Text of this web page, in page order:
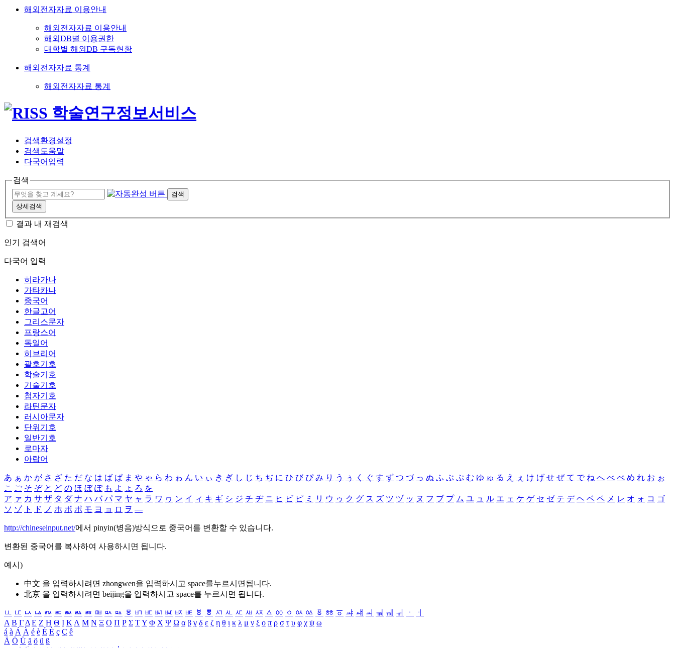
해외전자자료 이용안내
해외전자자료 이용안내
해외DB별 이용권한
대학별 해외DB 구독현황
해외전자자료 통계
해외전자자료 통계
검색환경설정
검색도움말
다국어입력
검색
검색
상세검색
결과 내 재검색
인기 검색어
다국어 입력
히라가나
가타카나
중국어
한글고어
그리스문자
프랑스어
독일어
히브리어
괄호기호
학술기호
기술기호
첨자기호
라틴문자
러시아문자
단위기호
일반기호
로마자
아랍어
あ ぁ か が さ ざ た だ な は ば ぱ ま や ゃ ら わ ゎ ん い ぃ き ぎ し じ ち ぢ に ひ び ぴ み り う ぅ く ぐ す ず つ づ っ ぬ ふ ぶ ぷ む ゆ ゅ る え ぇ け げ せ ぜ て で ね へ べ ぺ め れ お ぉ
こ ご そ ぞ と ど の ほ ぼ ぽ も よ ょ ろ を
ア ァ カ サ ザ タ ダ ナ ハ バ パ マ ヤ ャ ラ ワ ヮ ン イ ィ キ ギ シ ジ チ ヂ ニ ヒ ビ ピ ミ リ ウ ゥ ク グ ス ズ ツ ヅ ッ ヌ フ ブ プ ム ユ ュ ル エ ェ ケ ゲ セ ゼ テ デ ヘ ベ ペ メ レ オ ォ コ ゴ
ソ ゾ ト ド ノ ホ ボ ポ モ ヨ ョ ロ ヲ ―
http://chineseinput.net/에서 pinyin(병음)방식으로 중국어를 변환할 수 있습니다.
변환된 중국어를 복사하여 사용하시면 됩니다.
예시)
中文 을 입력하시려면 zhongwen을 입력하시고 space를누르시면됩니다.
北京 을 입력하시려면 beijing을 입력하시고 space를 누르시면 됩니다.
ㅥ ㅦ ㅧ ㅨ ㅩ ㅪ ㅫ ㅬ ㅭ ㅮ ㅯ ㅰ ㅱ ㅲ ㅳ ㅴ ㅵ ㅶ ㅷ ㅸ ㅹ ㅺ ㅻ ㅼ ㅽ ㅾ ㅿ ㆀ ㆁ ㆂ ㆃ ㆄ ㆅ ㆆ ㆇ ㆈ ㆉ ㆊ ㆋ ㆌ ㆍ
ㆎ
Α Β ΓΔ Ε Ζ Η Θ Ι ΚΛ Μ Ν Ξ Ο Π Ρ Σ ΤΥ Φ Χ Ψ Ω α β γ δ ε ζ η θ ι κ λ μ ν ξ ο π ρ σ τ υ φ χ ψ ω
á à Á À é è É È ç Ç ê
Ä Ö Ü ä ö ü ß